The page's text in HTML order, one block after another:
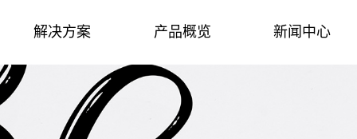
新闻中心
产品概览
解决方案